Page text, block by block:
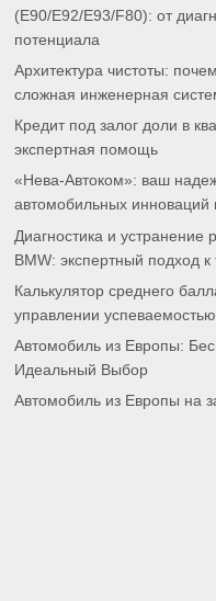
(E90/E92/E93/F80): от
потенциала
Архитектура чистоты:
сложная инженерная
Кредит под залог доли в
экспертная помощь
«Нева-Автоком»: ваш
автомобильных инноваций
Диагностика и
BMW: экспертный подход
Калькулятор среднего
управлении успеваемостью
Автомобиль из Европы:
Идеальный Выбор
Автомобиль из Европы на